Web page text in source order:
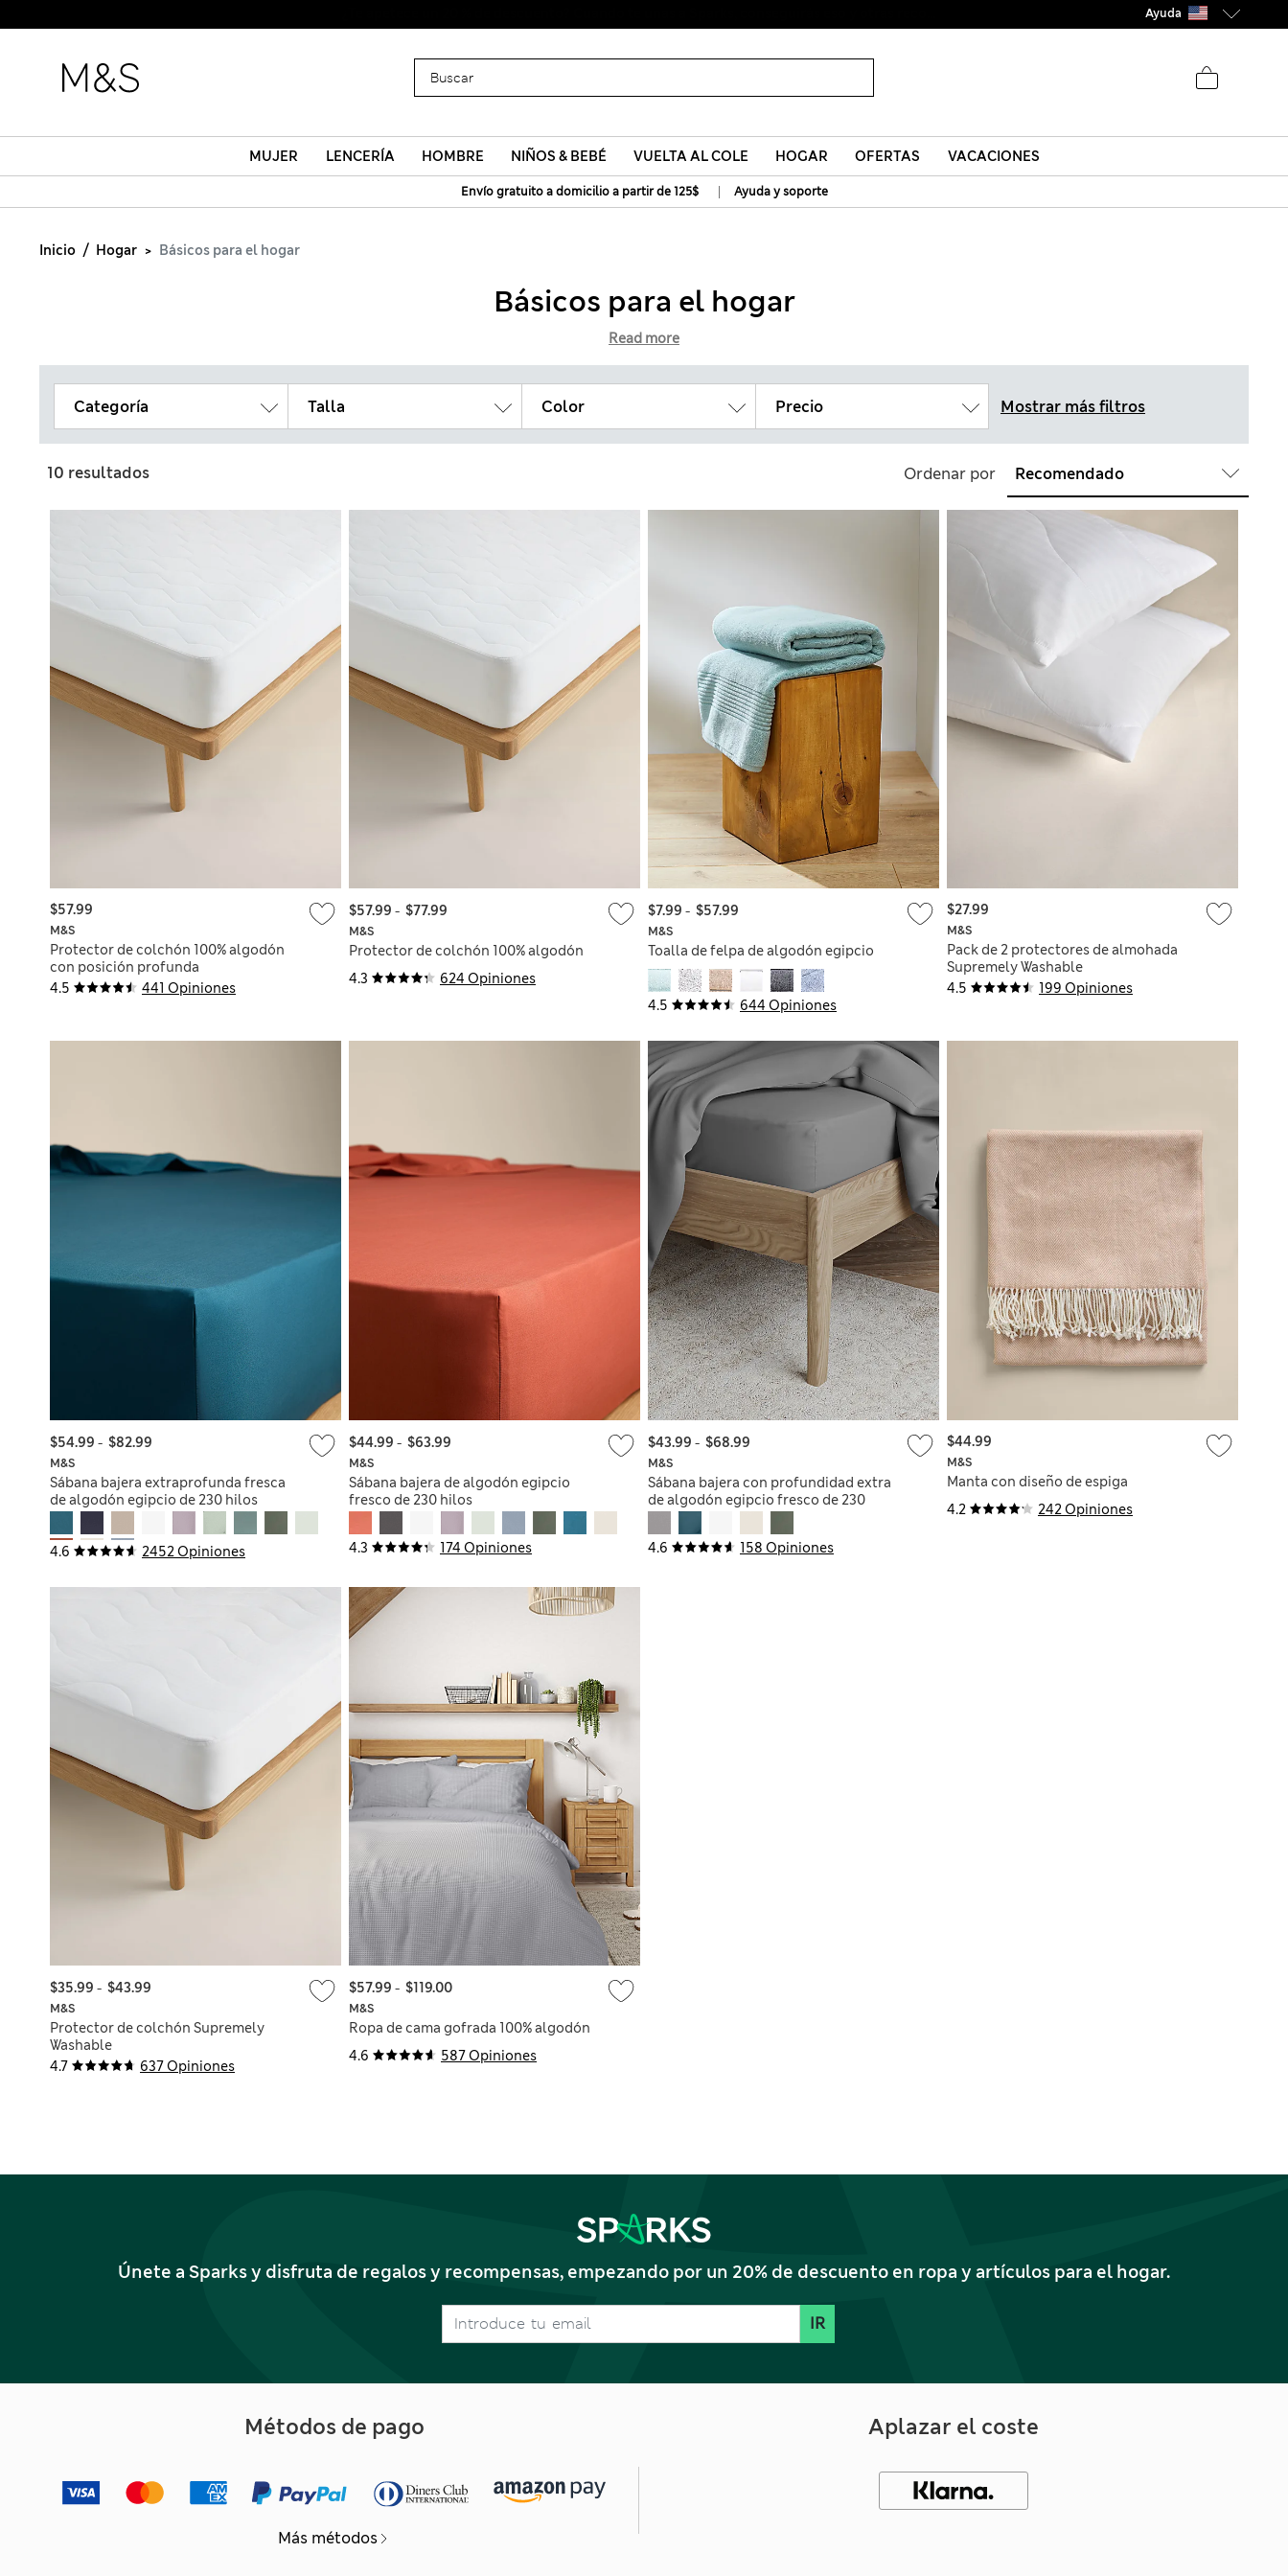
Ayuda
MUJER LENCERÍA HOMBRE NIÑOS & BEBÉ VUELTA AL COLE HOGAR OFERTAS VACACIONES
Envío gratuito a domicilio a partir de 125$ | Ayuda y soporte
Inicio Hogar Básicos para el hogar
Básicos para el hogar
Read more
Categoría Talla Color Precio Mostrar más filtros
10 resultados Ordenar por
4.5 441 Opiniones
M&S
Protector de colchón 100% algodón
con posición profunda
$57.99
4.3 624 Opiniones
M&S
Protector de colchón 100% algodón
$57.99 - $77.99
4.5 644 Opiniones
M&S
Toalla de felpa de algodón egipcio
$7.99 - $57.99
4.5 199 Opiniones
M&S
Pack de 2 protectores de almohada
Supremely Washable
$27.99
4.6 2452 Opiniones
M&S
Sábana bajera extraprofunda fresca
de algodón egipcio de 230 hilos
$54.99 - $82.99
4.3 174 Opiniones
M&S
Sábana bajera de algodón egipcio
fresco de 230 hilos
$44.99 - $63.99
4.6 158 Opiniones
M&S
Sábana bajera con profundidad extra
de algodón egipcio fresco de 230
hilos
$43.99 - $68.99
4.2 242 Opiniones
M&S
Manta con diseño de espiga
$44.99
4.7 637 Opiniones
M&S
Protector de colchón Supremely
Washable
$35.99 - $43.99
4.6 587 Opiniones
M&S
Ropa de cama gofrada 100% algodón
$57.99 - $119.00
Únete a Sparks y disfruta de regalos y recompensas, empezando por un 20% de descuento en ropa y artículos para el hogar.
IR
Métodos de pago
Más métodos
Aplazar el coste